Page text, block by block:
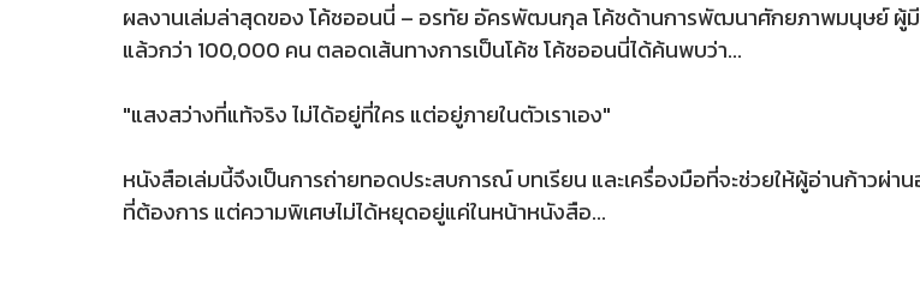
ผลงานเล่มล่าสุดของ โค้ชออนนี่ – อรทัย อัครพัฒนกุล โค้ชด้านการพัฒนาศักยภาพมนุษย์ ผู้มี
แล้วกว่า 100,000 คน ตลอดเส้นทางการเป็นโค้ช โค้ชออนนี่ได้ค้นพบว่า...
"แสงสว่างที่แท้จริง ไม่ได้อยู่ที่ใคร แต่อยู่ภายในตัวเราเอง"
หนังสือเล่มนี้จึงเป็นการถ่ายทอดประสบการณ์ บทเรียน และเครื่องมือที่จะช่วยให้ผู้อ่านก้าวผ่
ที่ต้องการ แต่ความพิเศษไม่ได้หยุดอยู่แค่ในหน้าหนังสือ...